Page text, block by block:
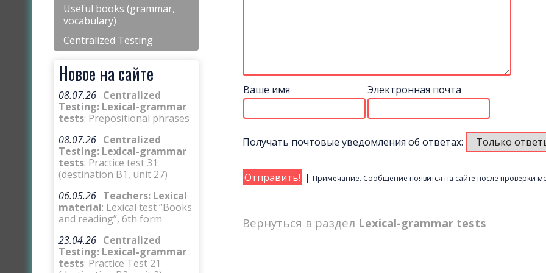
Useful books (grammar,
vocabulary)
Centralized Testing
Новое на сайте
08.07.26 Centralized
Testing: Lexical-grammar
tests: Prepositional phrases
08.07.26 Centralized
Testing: Lexical-grammar
tests: Practice test 31
(destination B1, unit 27)
06.05.26 Teachers: Lexical
material: Lexical test “Books
and reading”, 6th form
23.04.26 Centralized
Testing: Lexical-grammar
tests: Practice Test 21
Ваше имя Электронная почта
Получать почтовые уведомления об ответах:
| Примечание. Сообщение появится на сайте после проверки
Вернуться в раздел Lexical-grammar tests